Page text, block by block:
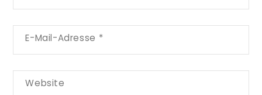
E-Mail-Adresse *
Website